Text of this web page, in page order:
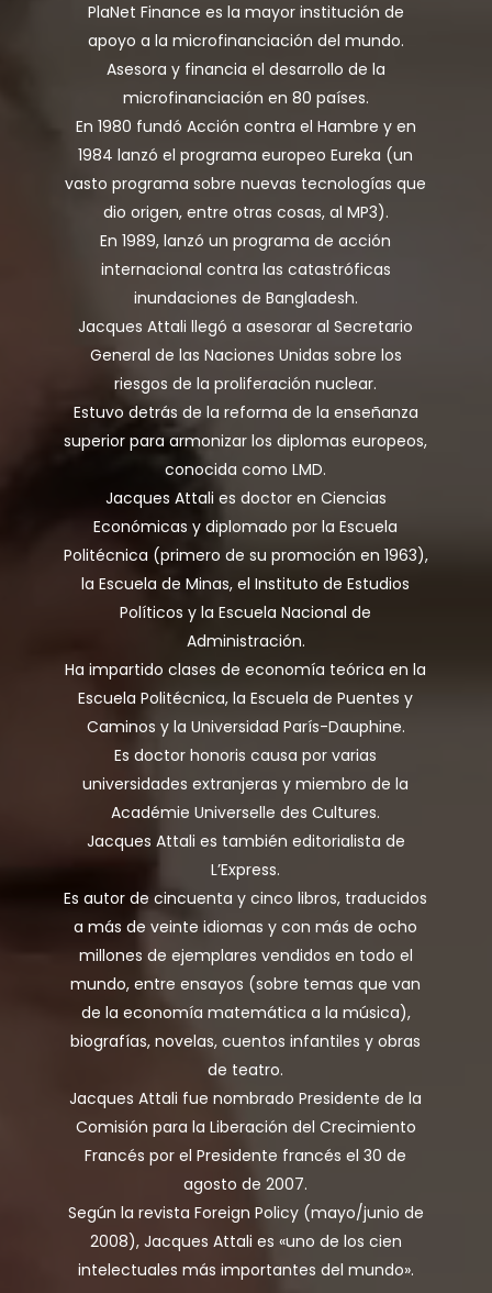
PlaNet Finance es la mayor institución de
apoyo a la microfinanciación del mundo.
Asesora y financia el desarrollo de la
microfinanciación en 80 países.
En 1980 fundó Acción contra el Hambre y en
1984 lanzó el programa europeo Eureka (un
vasto programa sobre nuevas tecnologías que
dio origen, entre otras cosas, al MP3).
En 1989, lanzó un programa de acción
internacional contra las catastróficas
inundaciones de Bangladesh.
Jacques Attali llegó a asesorar al Secretario
General de las Naciones Unidas sobre los
riesgos de la proliferación nuclear.
Estuvo detrás de la reforma de la enseñanza
superior para armonizar los diplomas europeos,
conocida como LMD.
Jacques Attali es doctor en Ciencias
Económicas y diplomado por la Escuela
Politécnica (primero de su promoción en 1963),
la Escuela de Minas, el Instituto de Estudios
Políticos y la Escuela Nacional de
Administración.
Ha impartido clases de economía teórica en la
Escuela Politécnica, la Escuela de Puentes y
Caminos y la Universidad París-Dauphine.
Es doctor honoris causa por varias
universidades extranjeras y miembro de la
Académie Universelle des Cultures.
Jacques Attali es también editorialista de
L’Express.
Es autor de cincuenta y cinco libros, traducidos
a más de veinte idiomas y con más de ocho
millones de ejemplares vendidos en todo el
mundo, entre ensayos (sobre temas que van
de la economía matemática a la música),
biografías, novelas, cuentos infantiles y obras
de teatro.
Jacques Attali fue nombrado Presidente de la
Comisión para la Liberación del Crecimiento
Francés por el Presidente francés el 30 de
agosto de 2007.
Según la revista Foreign Policy (mayo/junio de
2008), Jacques Attali es «uno de los cien
intelectuales más importantes del mundo».